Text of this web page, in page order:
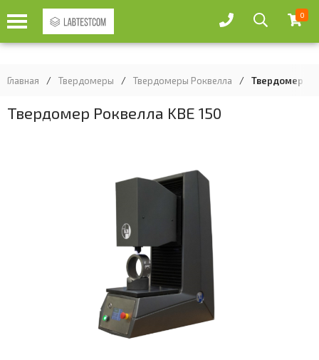
0
Главная / Твердомеры / Твердомеры Роквелла / Твердомер
Твердомер Роквелла KBE 150